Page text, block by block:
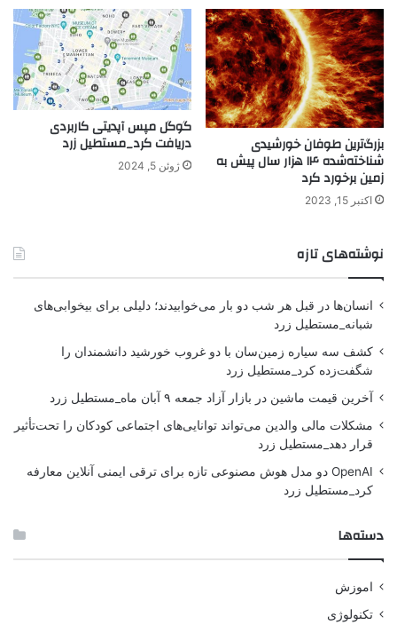
بزرگ‌ترین طوفان خورشیدی
شناخته‌شده ۱۴ هزار سال پیش به
زمین برخورد کرد
اکتبر 15, 2023
گوگل مپس آپدیتی کاربردی
دریافت کرد_مستطیل زرد
ژوئن 5, 2024
نوشته‌های تازه
انسان‌ها در قبل هر شب دو بار می‌خوابیدند؛ دلیلی برای بیخوابی‌های
شبانه_مستطیل زرد
کشف سه سیاره زمین‌سان با دو غروب خورشید دانشمندان را
شگفت‌زده کرد_مستطیل زرد
آخرین قیمت ماشین در بازار آزاد جمعه ۹ آبان ماه_مستطیل زرد
مشکلات مالی والدین می‌تواند توانایی‌های اجتماعی کودکان را تحت‌تأثیر
قرار دهد_مستطیل زرد
OpenAI دو مدل هوش مصنوعی تازه برای ترقی ایمنی آنلاین معارفه
کرد_مستطیل زرد
دسته‌ها
اموزش
تکنولوژی